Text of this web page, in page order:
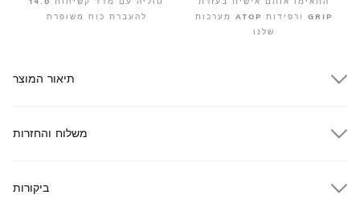
להעברת כוח משופרת
מערכות ATOP ורפידות GRIP
שלנו
תיאור המוצר
משלוח והחזרות
ביקורות